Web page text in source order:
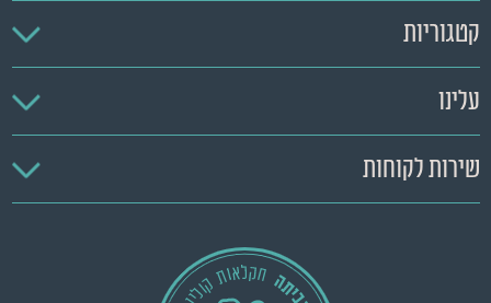
קטגוריות
עלינו
שירות לקוחות